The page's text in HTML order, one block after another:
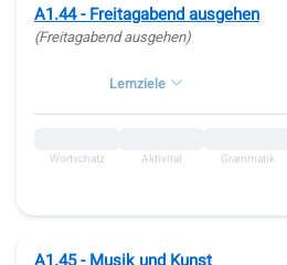
A1.44 - Freitagabend ausgehen
(Freitagabend ausgehen)
Lernziele